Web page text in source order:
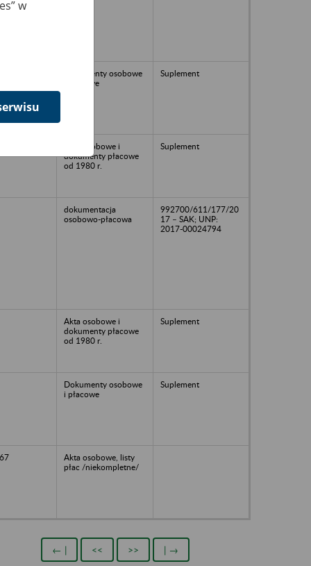
Dokumenty osobowe
i płacowe
Suplement
Akta osobowe i
dokumenty płacowe
od 1980 r.
Suplement
dokumentacja
osobowo-płacowa
992700/611/177/20
17 – SAK; UNP:
2017-00024794
Akta osobowe i
dokumenty płacowe
od 1980 r.
Suplement
Dokumenty osobowe
i płacowe
Suplement
Akta osobowe, listy
płac /niekompletne/
← | << >> | →
w